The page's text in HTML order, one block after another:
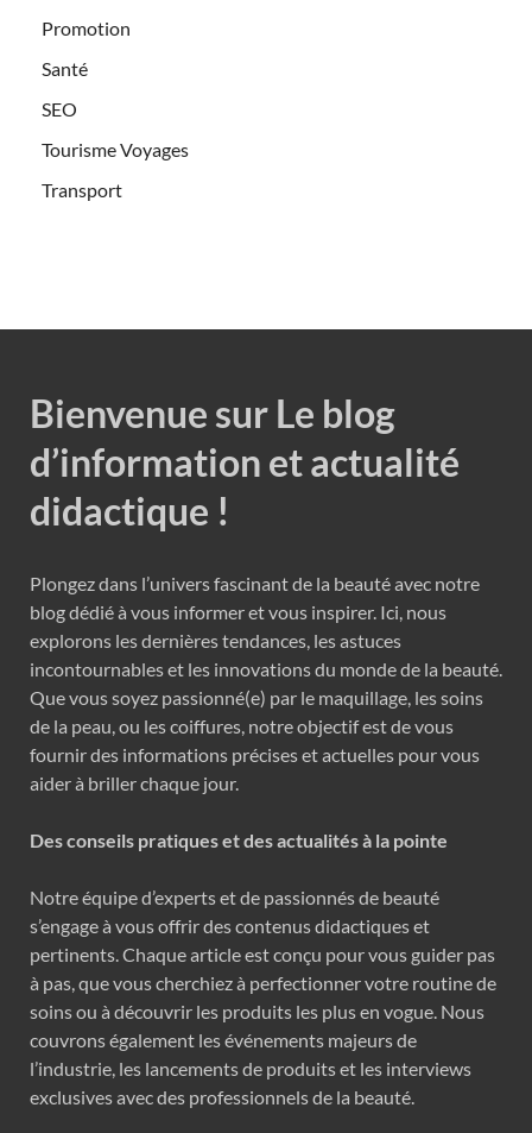
Promotion
Santé
SEO
Tourisme Voyages
Transport
Bienvenue sur Le blog
d’information et actualité
didactique !
Plongez dans l’univers fascinant de la beauté avec notre
blog dédié à vous informer et vous inspirer. Ici, nous
explorons les dernières tendances, les astuces
incontournables et les innovations du monde de la beauté.
Que vous soyez passionné(e) par le maquillage, les soins
de la peau, ou les coiffures, notre objectif est de vous
fournir des informations précises et actuelles pour vous
aider à briller chaque jour.
Des conseils pratiques et des actualités à la pointe
Notre équipe d’experts et de passionnés de beauté
s’engage à vous offrir des contenus didactiques et
pertinents. Chaque article est conçu pour vous guider pas
à pas, que vous cherchiez à perfectionner votre routine de
soins ou à découvrir les produits les plus en vogue. Nous
couvrons également les événements majeurs de
l’industrie, les lancements de produits et les interviews
exclusives avec des professionnels de la beauté.